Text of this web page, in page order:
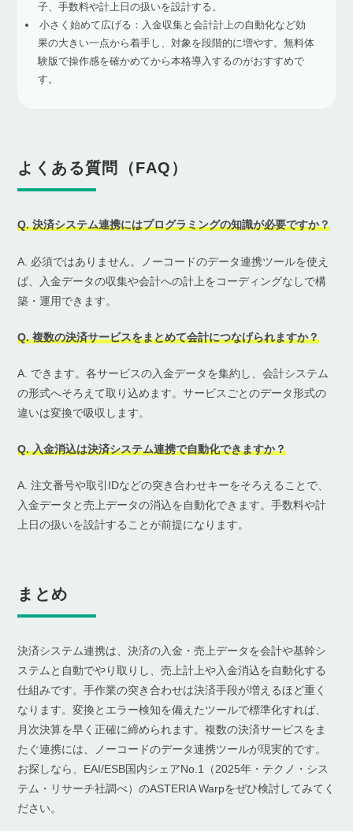
子、手数料や計上日の扱いを設計する。
小さく始めて広げる：入金収集と会計計上の自動化など効
果の大きい一点から着手し、対象を段階的に増やす。無料体
験版で操作感を確かめてから本格導入するのがおすすめで
す。
よくある質問（FAQ）
Q. 決済システム連携にはプログラミングの知識が必要ですか？
A. 必須ではありません。ノーコードのデータ連携ツールを使え
ば、入金データの収集や会計への計上をコーディングなしで構
築・運用できます。
Q. 複数の決済サービスをまとめて会計につなげられますか？
A. できます。各サービスの入金データを集約し、会計システム
の形式へそろえて取り込めます。サービスごとのデータ形式の
違いは変換で吸収します。
Q. 入金消込は決済システム連携で自動化できますか？
A. 注文番号や取引IDなどの突き合わせキーをそろえることで、
入金データと売上データの消込を自動化できます。手数料や計
上日の扱いを設計することが前提になります。
まとめ
決済システム連携は、決済の入金・売上データを会計や基幹シ
ステムと自動でやり取りし、売上計上や入金消込を自動化する
仕組みです。手作業の突き合わせは決済手段が増えるほど重く
なります。変換とエラー検知を備えたツールで標準化すれば、
月次決算を早く正確に締められます。複数の決済サービスをま
たぐ連携には、ノーコードのデータ連携ツールが現実的です。
お探しなら、EAI/ESB国内シェアNo.1（2025年・テクノ・シス
テム・リサーチ社調べ）のASTERIA Warpをぜひ検討してみてく
ださい。